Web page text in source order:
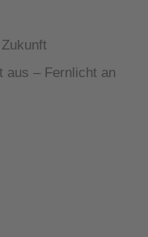
aus – Fernlicht an